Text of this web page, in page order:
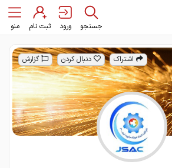
جستجو ورود ثبت نام منو
اشتراک دنبال کردن گزارش